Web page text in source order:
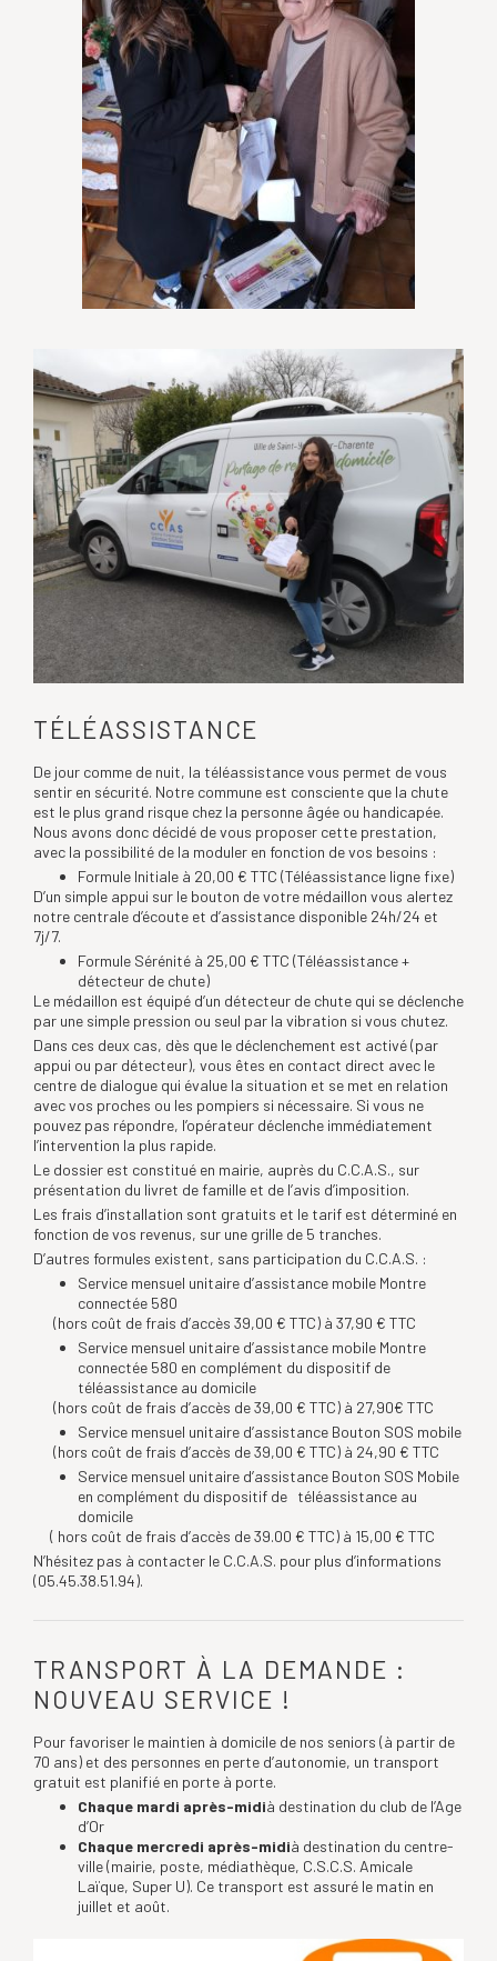
TÉLÉASSISTANCE
De jour comme de nuit, la téléassistance vous permet de vous
sentir en sécurité. Notre commune est consciente que la chute
est le plus grand risque chez la personne âgée ou handicapée.
Nous avons donc décidé de vous proposer cette prestation,
avec la possibilité de la moduler en fonction de vos besoins :
Formule Initiale à 20,00 € TTC (Téléassistance ligne fixe)
D’un simple appui sur le bouton de votre médaillon vous alertez
notre centrale d’écoute et d’assistance disponible 24h/24 et
7j/7.
Formule Sérénité à 25,00 € TTC (Téléassistance +
détecteur de chute)
Le médaillon est équipé d’un détecteur de chute qui se déclenche
par une simple pression ou seul par la vibration si vous chutez.
Dans ces deux cas, dès que le déclenchement est activé (par
appui ou par détecteur), vous êtes en contact direct avec le
centre de dialogue qui évalue la situation et se met en relation
avec vos proches ou les pompiers si nécessaire. Si vous ne
pouvez pas répondre, l’opérateur déclenche immédiatement
l’intervention la plus rapide.
Le dossier est constitué en mairie, auprès du C.C.A.S., sur
présentation du livret de famille et de l’avis d’imposition.
Les frais d’installation sont gratuits et le tarif est déterminé en
fonction de vos revenus, sur une grille de 5 tranches.
D’autres formules existent, sans participation du C.C.A.S. :
Service mensuel unitaire d’assistance mobile Montre
connectée 580
(hors coût de frais d’accès 39,00 € TTC) à 37,90 € TTC
Service mensuel unitaire d’assistance mobile Montre
connectée 580 en complément du dispositif de
téléassistance au domicile
(hors coût de frais d’accès de 39,00 € TTC) à 27,90€ TTC
Service mensuel unitaire d’assistance Bouton SOS mobile
(hors coût de frais d’accès de 39,00 € TTC) à 24,90 € TTC
Service mensuel unitaire d’assistance Bouton SOS Mobile
en complément du dispositif de téléassistance au
domicile
( hors coût de frais d’accès de 39.00 € TTC) à 15,00 € TTC
N’hésitez pas à contacter le C.C.A.S. pour plus d’informations
(05.45.38.51.94).
TRANSPORT À LA DEMANDE :
NOUVEAU SERVICE !
Pour favoriser le maintien à domicile de nos seniors (à partir de
70 ans) et des personnes en perte d’autonomie, un transport
gratuit est planifié en porte à porte.
Chaque mardi après-midià destination du club de l’Age
d’Or
Chaque mercredi après-midià destination du centre-
ville (mairie, poste, médiathèque, C.S.C.S. Amicale
Laïque, Super U). Ce transport est assuré le matin en
juillet et août.